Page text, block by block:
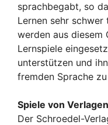
sprachbegabt, so
Lernen sehr schwer
werden aus diesem
Lernspiele
unterstützen und
fremden Sprache
Spiele von Verlagen
Der Schroedel-